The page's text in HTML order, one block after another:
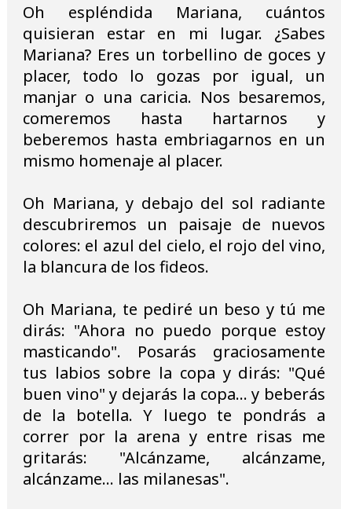
Oh espléndida Mariana, cuántos
quisieran estar en mi lugar. ¿Sabes
Mariana? Eres un torbellino de goces y
placer, todo lo gozas por igual, un
manjar o una caricia. Nos besaremos,
comeremos hasta hartarnos y
beberemos hasta embriagarnos en un
mismo homenaje al placer.
Oh Mariana, y debajo del sol radiante
descubriremos un paisaje de nuevos
colores: el azul del cielo, el rojo del vino,
la blancura de los fideos.
Oh Mariana, te pediré un beso y tú me
dirás: "Ahora no puedo porque estoy
masticando". Posarás graciosamente
tus labios sobre la copa y dirás: "Qué
buen vino" y dejarás la copa… y beberás
de la botella. Y luego te pondrás a
correr por la arena y entre risas me
gritarás: "Alcánzame, alcánzame,
alcánzame... las milanesas".